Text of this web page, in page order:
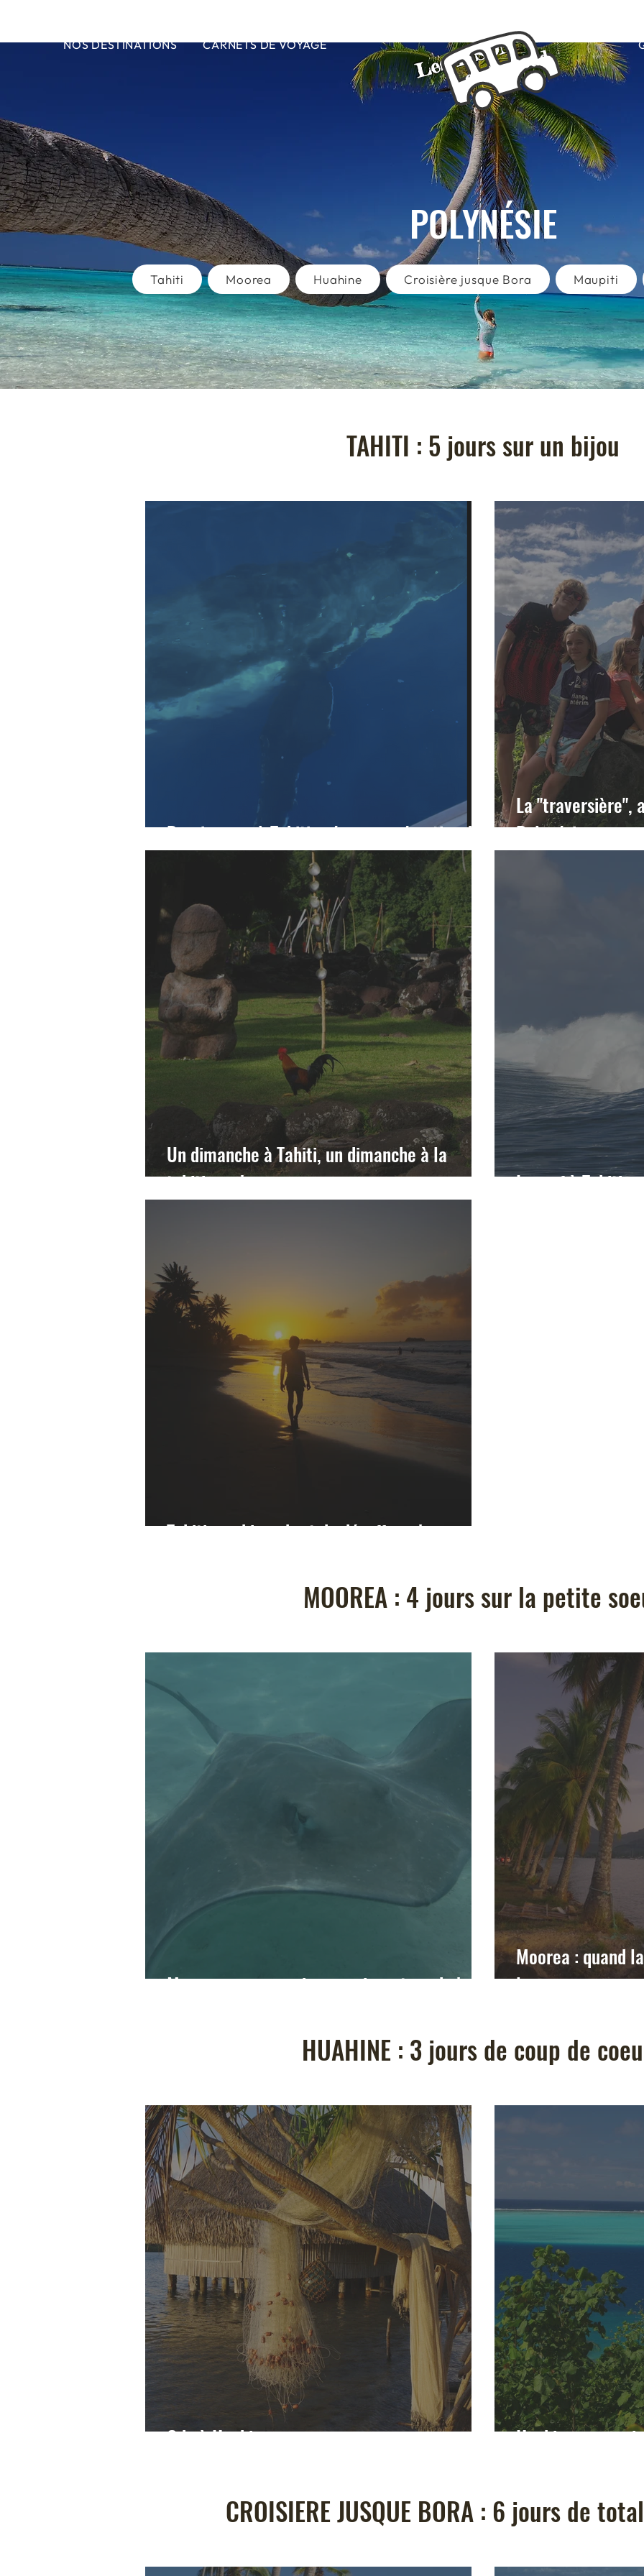
NOS DESTINATIONS CARNETS DE VOYAGE Les TISON
on the road
POLYNÉSIE
Tahiti Moorea Huahine Croisière jusque Bora Maupiti
TAHITI : 5 jours sur un bijou
Dernier jour à Tahiti : séquences émotions!
La "traversière",
Polynésie
Un dimanche à Tahiti, un dimanche à la
tahitienne!
Le surf à Tahiti,
Tahiti : un bijou, brut de décoffrage!
MOOREA : 4 jours sur la petite
Moorea encore : raies, requins, et rando !
Moorea : quand
lagon...
HUAHINE : 3 jours de coup de
Ode à Huahine Huahine : un
CROISIERE JUSQUE BORA : 6 jours de